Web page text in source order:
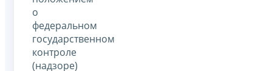
о
федеральном
государственном
контроле
(надзоре)